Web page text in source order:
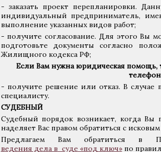
- заказать проект перепланировки.
индивидуальный предприниматель,
выполнение указанных видов работ;
- получите согласование. Для этого
подготовьте документы согласно
Жилищного кодекса РФ;
Если Вам нужна юридическая помощь,
- получите решение или отказ. В случае
специалисту.
СУДЕБНЫЙ
Судебный порядок возникает, когда Вы
наделяет Вас правом обратиться с
Предлагаем Вам обратиться в
ведения дела в суде «под ключ»по